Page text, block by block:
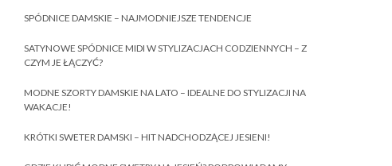
SPÓDNICE DAMSKIE – NAJMODNIEJSZE TENDENCJE
SATYNOWE SPÓDNICE MIDI W STYLIZACJACH CODZIENNYCH – Z
CZYM JE ŁĄCZYĆ?
MODNE SZORTY DAMSKIE NA LATO – IDEALNE DO STYLIZACJI NA
WAKACJE!
KRÓTKI SWETER DAMSKI – HIT NADCHODZĄCEJ JESIENI!